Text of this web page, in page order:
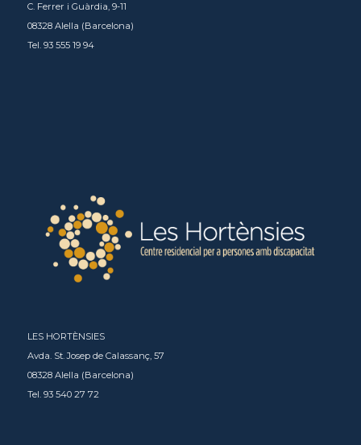
C. Ferrer i Guàrdia, 9-11
08328 Alella (Barcelona)
Tel. 93 555 19 94
LES HORTÈNSIES
Avda. St. Josep de Calassanç, 57
08328 Alella (Barcelona)
Tel. 93 540 27 72